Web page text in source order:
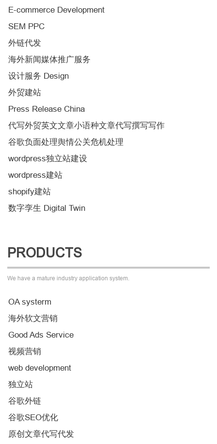
E-commerce Development
SEM PPC
外链代发
海外新闻媒体推广服务
设计服务 Design
外贸建站
Press Release China
代写外贸英文文章小语种文章代写撰写写作
谷歌负面处理舆情公关危机处理
wordpress独立站建设
wordpress建站
shopify建站
数字孪生 Digital Twin
PRODUCTS
We have a mature industry application system.
OA systerm
海外软文营销
Good Ads Service
视频营销
web development
独立站
谷歌外链
谷歌SEO优化
原创文章代写代发